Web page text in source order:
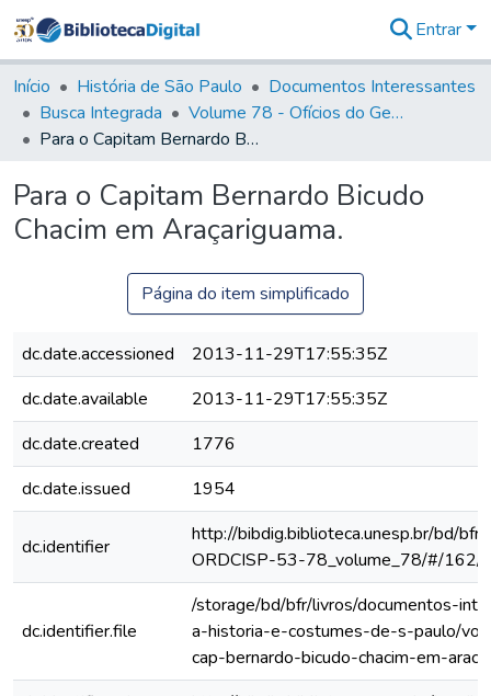
&
Coleções
Tudo na
Biblioteca
Estatísticas
Entrar
Início História de São Paulo
Documentos Interessantes
Busca Integrada
Volume 78 - Ofícios do General Martim Lopes Lobo de Saldanha (1777)
Para o Capitam Bernardo Bicudo Chacim em Araçariguama.
Para o Capitam Bernardo Bicudo
Chacim em Araçariguama.
Página do item simplificado
dc.date.accessioned
2013-11-29T17:55:35Z
dc.date.available
2013-11-29T17:55:35Z
dc.date.created
1776
dc.date.issued
1954
dc.identifier
http://bibdig.biblioteca.unesp.br/bd/
ORDCISP-53-78_volume_78/#/162/
dc.identifier.file
/storage/bd/bfr/livros/documentos-
a-historia-e-costumes-de-s-paulo/
cap-bernardo-bicudo-chacim-em-